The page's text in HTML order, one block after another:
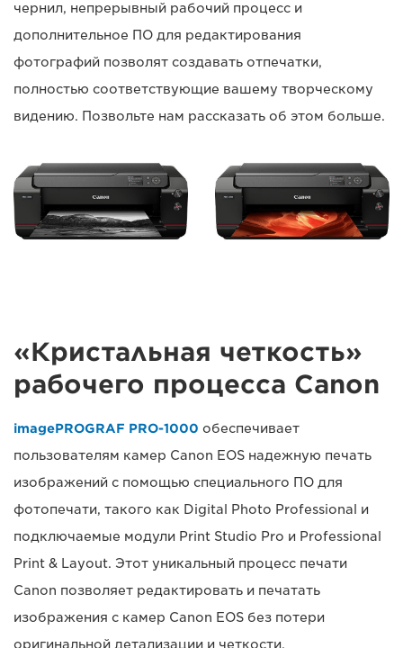
чернил, непрерывный рабочий процесс и
дополнительное ПО для редактирования
фотографий позволят создавать отпечатки,
полностью соответствующие вашему творческому
видению. Позвольте нам рассказать об этом больше.
«Кристальная четкость»
рабочего процесса Canon
imagePROGRAF PRO-1000 обеспечивает
пользователям камер Canon EOS надежную печать
изображений с помощью специального ПО для
фотопечати, такого как Digital Photo Professional и
подключаемые модули Print Studio Pro и Professional
Print & Layout. Этот уникальный процесс печати
Canon позволяет редактировать и печатать
изображения с камер Canon EOS без потери
оригинальной детализации и четкости.